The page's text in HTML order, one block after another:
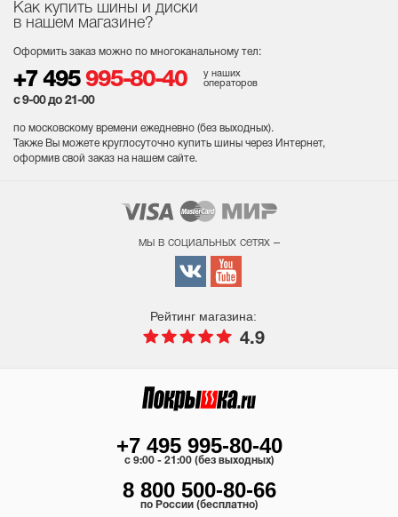
Как купить шины и диски
в нашем магазине?
Оформить заказ можно по многоканальному тел:
+7 495 995-80-40
у наших
операторов
с 9-00 до 21-00
по московскому времени ежедневно (без выходных).
Также Вы можете круглосуточно купить шины через Интернет,
оформив свой заказ на нашем сайте.
мы в социальных сетях –
Рейтинг магазина:
4.9
+7 495 995-80-40
c 9:00 - 21:00 (без выходных)
8 800 500-80-66
по России (бесплатно)